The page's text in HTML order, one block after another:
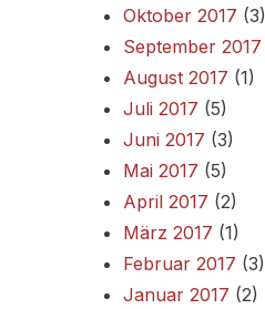
Oktober 2017 (3)
September 2017
August 2017 (1)
Juli 2017 (5)
Juni 2017 (3)
Mai 2017 (5)
April 2017 (2)
März 2017 (1)
Februar 2017 (3)
Januar 2017 (2)